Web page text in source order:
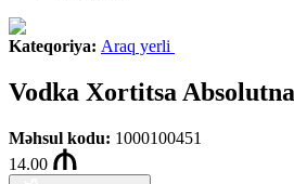
Kateqoriya: Araq yerli
Vodka Xortitsa
Məhsul kodu: 1000100451
14.00